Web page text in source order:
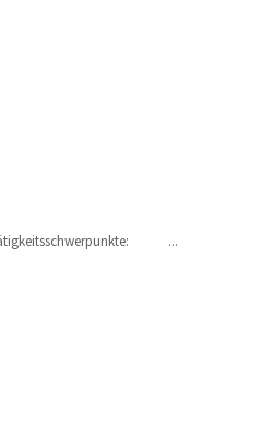
Tätigkeitsschwerpunkte: ...